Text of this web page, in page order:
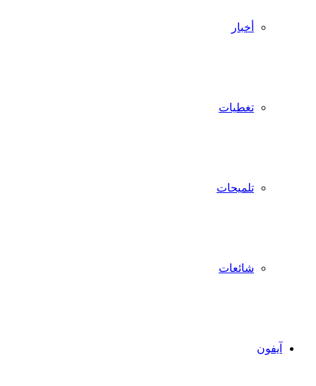
أخبار
تغطيات
تلميحات
شائعات
آيفون